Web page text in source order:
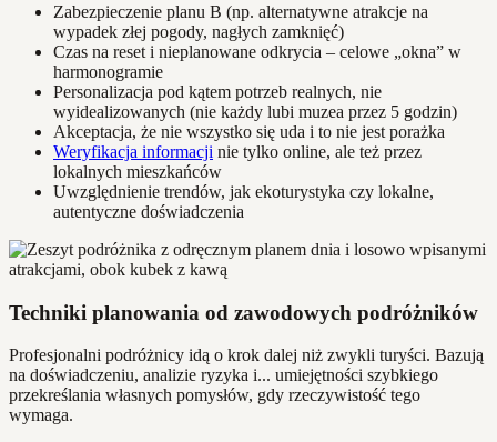
Zabezpieczenie planu B (np. alternatywne atrakcje na
wypadek złej pogody, nagłych zamknięć)
Czas na reset i nieplanowane odkrycia – celowe „okna” w
harmonogramie
Personalizacja pod kątem potrzeb realnych, nie
wyidealizowanych (nie każdy lubi muzea przez 5 godzin)
Akceptacja, że nie wszystko się uda i to nie jest porażka
Weryfikacja informacji nie tylko online, ale też przez
lokalnych mieszkańców
Uwzględnienie trendów, jak ekoturystyka czy lokalne,
autentyczne doświadczenia
Techniki planowania od zawodowych podróżników
Profesjonalni podróżnicy idą o krok dalej niż zwykli turyści. Bazują
na doświadczeniu, analizie ryzyka i... umiejętności szybkiego
przekreślania własnych pomysłów, gdy rzeczywistość tego
wymaga.